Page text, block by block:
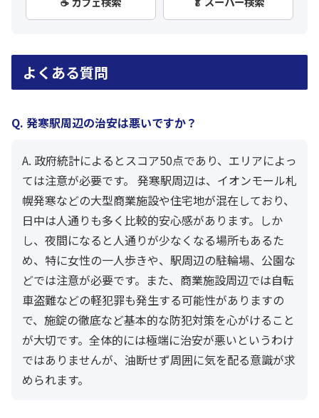
よくある質問
Q. 発寒駅周辺の治安は悪いですか？
A. 政府統計によるとスコア50点であり、エリアによっ
ては注意が必要です。 発寒駅周辺は、イオンモール札
幌発寒などの大型商業施設や住宅地が混在しており、
日中は人通りも多く比較的安心感があります。しか
し、夜間になると人通りが少なくなる場所もあるた
め、特に女性の一人歩きや、駅周辺の駐輪場、公園な
どでは注意が必要です。また、商業施設周辺では自転
車盗難などの軽犯罪も発生する可能性がありますの
で、施錠の徹底など基本的な防犯対策を心がけること
が大切です。全体的には極端に治安が悪いというわけ
ではありませんが、油断せず周囲に気を配る意識が求
められます。